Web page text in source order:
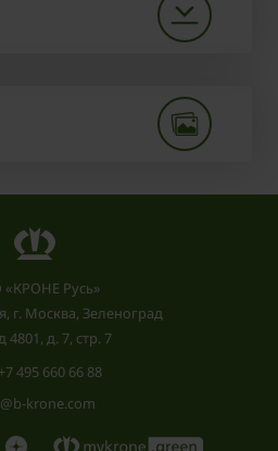
Русь»
г. Москва, Зеленоград
4801, д. 7, стр. 7
+7 495 660 66 88
krone.com